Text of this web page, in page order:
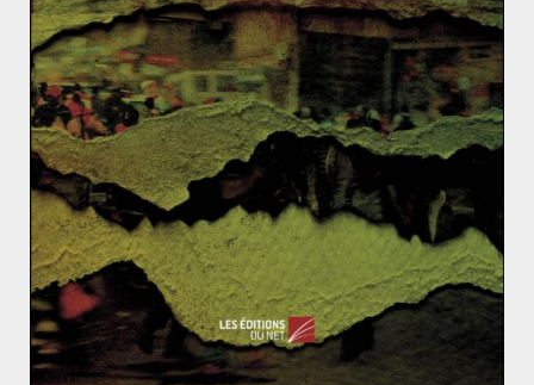
radical et la répression face aux Kurdes (qui combattent l’EI
à la frontière) place le pays dans un système ambigu, dans
l’ambivalence entre libéralisation et occidentalisation
économique et séctarisation socio-politique avec une
convergence du pouvoir dans une seule mouvance
conservatrice. Le respect et la reconnaissance des minorités
ethniques et religieuses ne semble pas à l’ordre du jour et
on ne pourra qu’observer une radicalisation et une
militarisation du régime sous le regard bienveillant des
Occidentaux pour qui le profit et la realpolitik sont de
mises, loin des considérations humanistes et libérales qui
ont animées la construction de nos états.
Reste à scruter avec précision et d’un œil critique l’évolution